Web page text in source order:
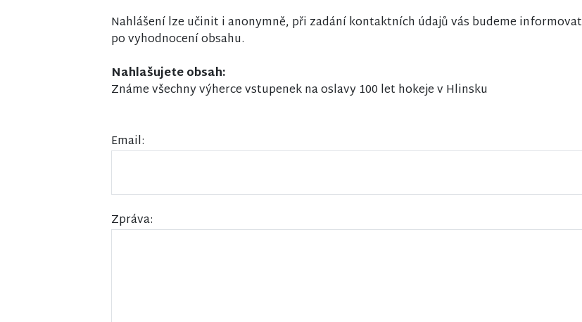
Nahlášení lze učinit i anonymně, při zadání kontaktních údajů vás budeme informovat
po vyhodnocení obsahu.
Nahlašujete obsah:
Známe všechny výherce vstupenek na oslavy 100 let hokeje v Hlinsku
Email:
Zpráva: